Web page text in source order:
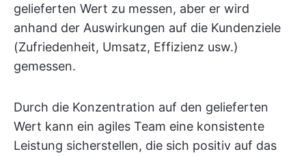
gelieferten Wert zu messen, aber er wird
anhand der Auswirkungen auf die Kundenziele
(Zufriedenheit, Umsatz, Effizienz usw.)
gemessen.
Durch die Konzentration auf den gelieferten
Wert kann ein agiles Team eine konsistente
Leistung sicherstellen, die sich positiv auf das